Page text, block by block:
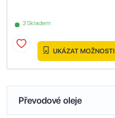
3 Skladem
UKÁZAT MOŽNOSTI
Převodové oleje